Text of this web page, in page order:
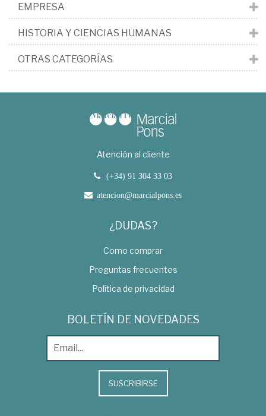
EMPRESA
HISTORIA Y CIENCIAS HUMANAS
OTRAS CATEGORÍAS
Atención al cliente
(+34) 91 304 33 03
atencion@marcialpons.es
¿DUDAS?
Como comprar
Preguntas frecuentes
Política de privacidad
BOLETÍN DE NOVEDADES
SUSCRIBIRSE